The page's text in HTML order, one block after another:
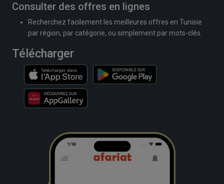
Consulter des offres en lignes
Recherchez facilement les meilleures offres en Tunisie
par région, par catégorie, ou simplement par mots-clés.
Télécharger